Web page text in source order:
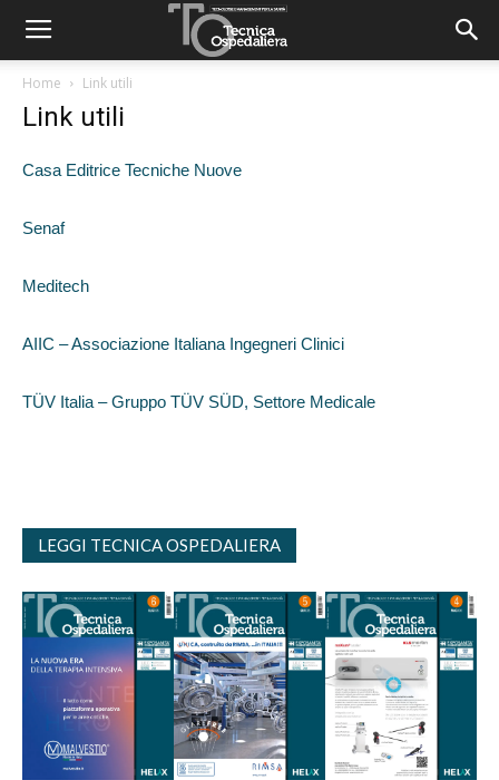
Home Link utili
Link utili
Casa Editrice Tecniche Nuove
Senaf
Meditech
AIIC – Associazione Italiana Ingegneri Clinici
TÜV Italia – Gruppo TÜV SÜD, Settore Medicale
LEGGI TECNICA OSPEDALIERA